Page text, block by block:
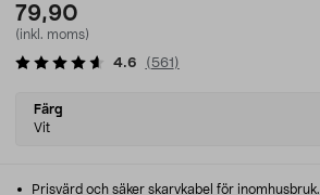
79,90
(inkl. moms)
4.6 ( 561 )
Select
variant
Färg
Vit
Prisvärd och säker skarvkabel för inomhusbruk.